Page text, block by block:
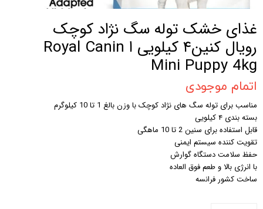
غذای خشک توله سگ نژاد کوچک
رویال کنین۴ کیلویی ا Royal Canin
Mini Puppy 4kg
اتمام موجودی
مناسب برای توله سگ های نژاد کوچک با وزن بالغ 1 تا 10 کیلوگرم
بسته بندی ۴ کیلویی
قابل استفاده برای سنین 2 تا 10 ماهگی
تقویت کننده سیستم ایمنی
حفظ سلامت دستگاه گوارش
با انرژی بالا و طعم فوق العاده
ساخت کشور فرانسه